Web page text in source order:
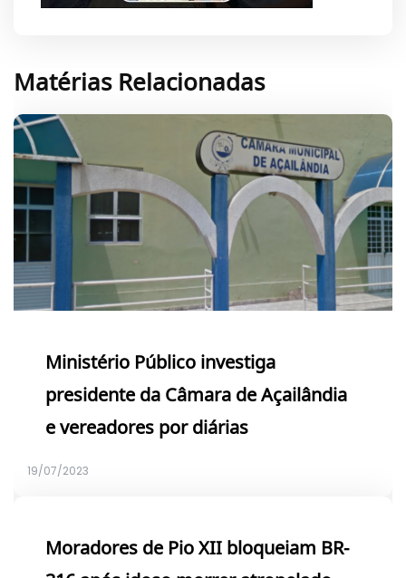
Matérias Relacionadas
Ministério Público investiga
presidente da Câmara de Açailândia
e vereadores por diárias
19/07/2023
Moradores de Pio XII bloqueiam BR-